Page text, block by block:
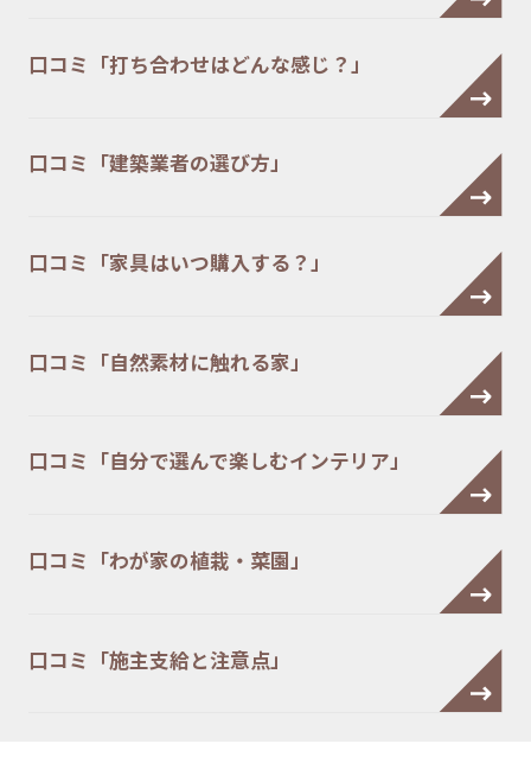
口コミ「打ち合わせはどんな感じ？」
口コミ「建築業者の選び方」
口コミ「家具はいつ購入する？」
口コミ「自然素材に触れる家」
口コミ「自分で選んで楽しむインテリア」
口コミ「わが家の植栽・菜園」
口コミ「施主支給と注意点」